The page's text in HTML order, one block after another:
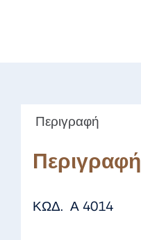
Περιγραφή
Περιγραφή
ΚΩΔ. Α 4014